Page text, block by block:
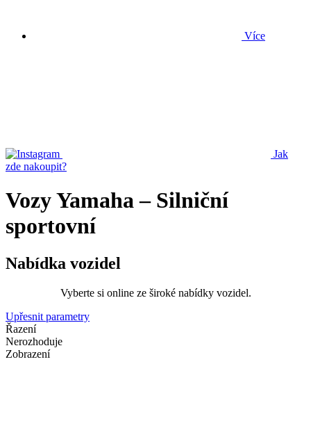
Více
Jak
zde nakoupit?
Vozy Yamaha – Silniční
sportovní
Nabídka vozidel
Vyberte si online ze široké nabídky vozidel.
Upřesnit parametry
Řazení
Nerozhoduje
Zobrazení